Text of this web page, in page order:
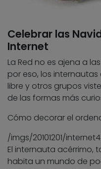
Celebrar las
Internet
La Red no es ajena a
por eso, los
libre y otros grupos
de las formas más
Cómo decorar el
/imgs/20101201/
El internauta acérrimo,
habita un mundo de